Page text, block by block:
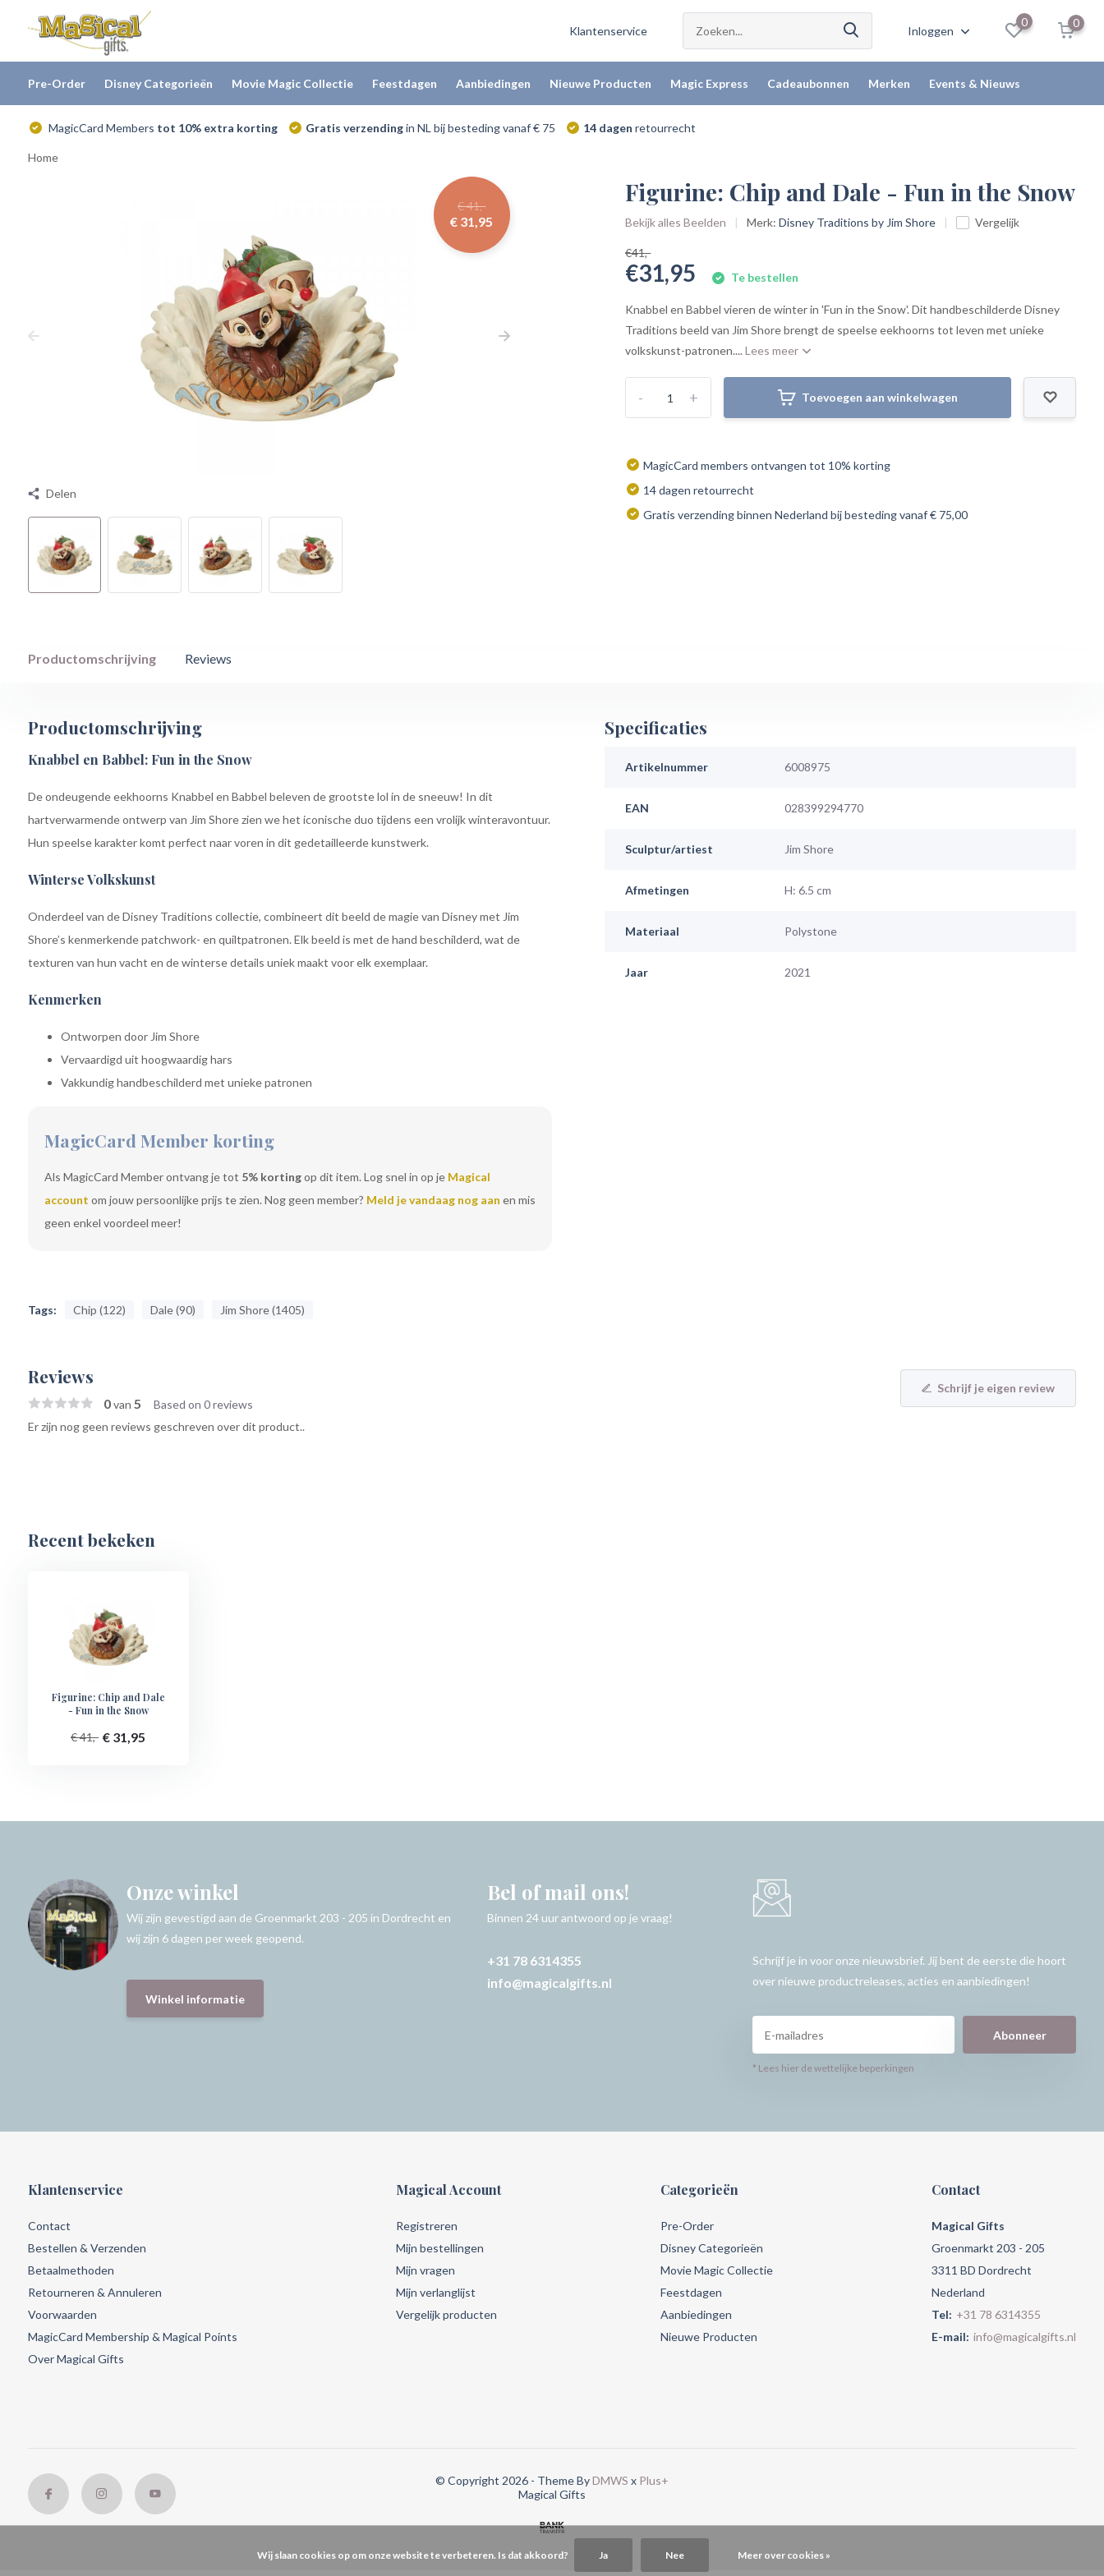
Klantenservice Inloggen
0 0
Pre-Order Disney Categorieën Movie Magic Collectie Feestdagen Aanbiedingen Nieuwe Producten Magic Express Cadeaubonnen Merken Events & Nieuws
MagicCard Members tot 10% extra korting Gratis verzendingin NL bij besteding vanaf € 75 14 dagen retourrecht
Home
€ 41,-
€ 31,95
Delen
Figurine: Chip and Dale - Fun in the Snow
Bekijk alles Beelden Merk:Disney Traditions by Jim Shore Vergelijk
€41,-
€31,95 Te bestellen
Knabbel en Babbel vieren de winter in 'Fun in the Snow'. Dit handbeschilderde Disney
Traditions beeld van Jim Shore brengt de speelse eekhoorns tot leven met unieke
volkskunst-patronen....Lees meer
+
- Toevoegen aan winkelwagen
MagicCard members ontvangen tot 10% korting
14 dagen retourrecht
Gratis verzending binnen Nederland bij besteding vanaf € 75,00
Productomschrijving Reviews
Productomschrijving
Knabbel en Babbel: Fun in the Snow
De ondeugende eekhoorns Knabbel en Babbel beleven de grootste lol in de sneeuw! In dit
hartverwarmende ontwerp van Jim Shore zien we het iconische duo tijdens een vrolijk winteravontuur.
Hun speelse karakter komt perfect naar voren in dit gedetailleerde kunstwerk.
Winterse Volkskunst
Onderdeel van de Disney Traditions collectie, combineert dit beeld de magie van Disney met Jim
Shore’s kenmerkende patchwork- en quiltpatronen. Elk beeld is met de hand beschilderd, wat de
texturen van hun vacht en de winterse details uniek maakt voor elk exemplaar.
Kenmerken
Ontworpen door Jim Shore
Vervaardigd uit hoogwaardig hars
Vakkundig handbeschilderd met unieke patronen
MagicCard Member korting
Als MagicCard Member ontvang je tot 5% kortingop dit item. Log snel in op je Magical
account om jouw persoonlijke prijs te zien. Nog geen member? Meld je vandaag nog aan en mis
geen enkel voordeel meer!
Tags: Chip (122) Dale (90) Jim Shore (1405)
Specificaties
Artikelnummer 6008975
EAN 028399294770
Sculptur/artiest Jim Shore
Afmetingen H: 6.5 cm
Materiaal Polystone
Jaar 2021
Reviews
0van 5 Based on 0 reviews
Schrijf je eigen review
Er zijn nog geen reviews geschreven over dit product..
Recent bekeken
Figurine: Chip and Dale
- Fun in the Snow
€ 41,- € 31,95
Onze winkel
Wij zijn gevestigd aan de Groenmarkt 203 - 205 in Dordrecht en
wij zijn 6 dagen per week geopend.
Winkel informatie
Bel of mail ons!
Binnen 24 uur antwoord op je vraag!
+31 78 6314355
info@magicalgifts.nl
Schrijf je in voor onze nieuwsbrief. Jij bent de eerste die hoort
over nieuwe productreleases, acties en aanbiedingen!
Abonneer
* Lees hier de wettelijke beperkingen
Klantenservice
Contact
Bestellen & Verzenden
Betaalmethoden
Retourneren & Annuleren
Voorwaarden
MagicCard Membership & Magical Points
Over Magical Gifts
Magical Account
Registreren
Mijn bestellingen
Mijn vragen
Mijn verlanglijst
Vergelijk producten
Categorieën
Pre-Order
Disney Categorieën
Movie Magic Collectie
Feestdagen
Aanbiedingen
Nieuwe Producten
Contact
Magical Gifts
Groenmarkt 203 - 205
3311 BD Dordrecht
Nederland
Tel: +31 78 6314355
E-mail: info@magicalgifts.nl
© Copyright 2026 - Theme ByDMWS x Plus+
Magical Gifts
Wij slaan cookies op om onze website te verbeteren. Is dat akkoord? Ja Nee Meer over cookies »